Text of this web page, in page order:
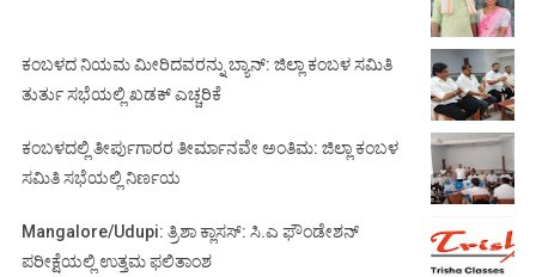
ಕಂಬಳದ ನಿಯಮ ಮೀರಿದವರನ್ನು ಬ್ಯಾನ್: ಜಿಲ್ಲಾ ಕಂಬಳ ಸಮಿತಿ
ತುರ್ತು ಸಭೆಯಲ್ಲಿ ಖಡಕ್ ಎಚ್ಚರಿಕೆ
ಕಂಬಳದಲ್ಲಿ ತೀರ್ಪುಗಾರರ ತೀರ್ಮಾನವೇ ಅಂತಿಮ: ಜಿಲ್ಲಾ ಕಂಬಳ
ಸಮಿತಿ ಸಭೆಯಲ್ಲಿ ನಿರ್ಣಯ
Mangalore/Udupi: ತ್ರಿಶಾ ಕ್ಲಾಸಸ್: ಸಿ.ಎ ಫೌಂಡೇಶನ್
ಪರೀಕ್ಷೆಯಲ್ಲಿ ಉತ್ತಮ ಫಲಿತಾಂಶ